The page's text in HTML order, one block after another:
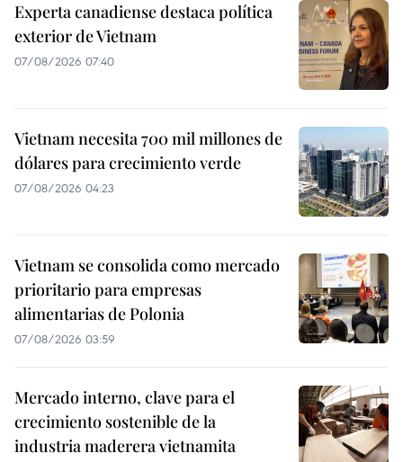
Experta canadiense destaca política
exterior de Vietnam
07/08/2026 07:40
Vietnam necesita 700 mil millones de
dólares para crecimiento verde
07/08/2026 04:23
Vietnam se consolida como mercado
prioritario para empresas
alimentarias de Polonia
07/08/2026 03:59
Mercado interno, clave para el
crecimiento sostenible de la
industria maderera vietnamita